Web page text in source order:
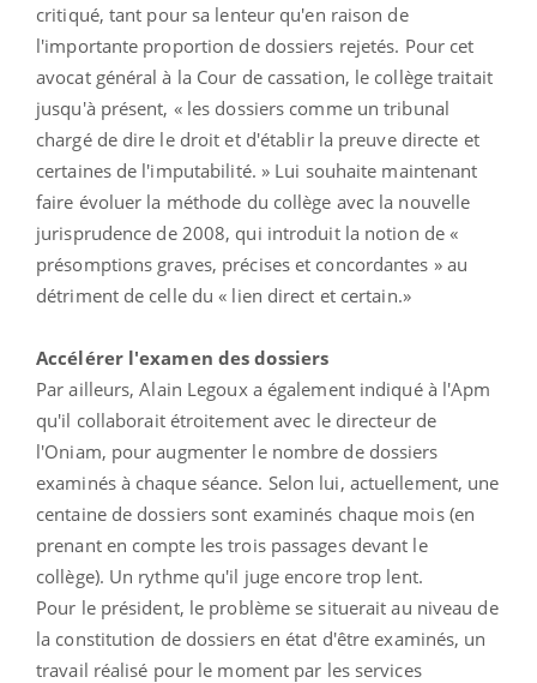
critiqué, tant pour sa lenteur qu'en raison de
l'importante proportion de dossiers rejetés. Pour cet
avocat général à la Cour de cassation, le collège traitait
jusqu'à présent, « les dossiers comme un tribunal
chargé de dire le droit et d'établir la preuve directe et
certaines de l'imputabilité. » Lui souhaite maintenant
faire évoluer la méthode du collège avec la nouvelle
jurisprudence de 2008, qui introduit la notion de «
présomptions graves, précises et concordantes » au
détriment de celle du « lien direct et certain.»
Accélérer l'examen des dossiers
Par ailleurs, Alain Legoux a également indiqué à l'Apm
qu'il collaborait étroitement avec le directeur de
l'Oniam, pour augmenter le nombre de dossiers
examinés à chaque séance. Selon lui, actuellement, une
centaine de dossiers sont examinés chaque mois (en
prenant en compte les trois passages devant le
collège). Un rythme qu'il juge encore trop lent.
Pour le président, le problème se situerait au niveau de
la constitution de dossiers en état d'être examinés, un
travail réalisé pour le moment par les services